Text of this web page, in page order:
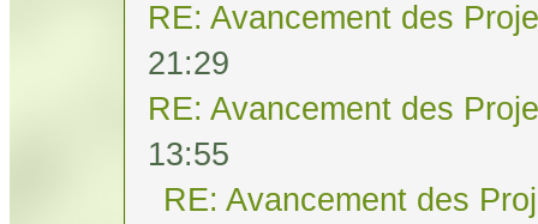
RE: Avancement des
21:29
RE: Avancement des
13:55
RE: Avancement des